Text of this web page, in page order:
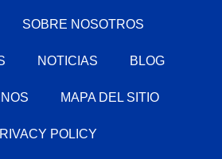
SOBRE NOSOTROS
NOTICIAS BLOG
MAPA DEL SITIO
POLICY